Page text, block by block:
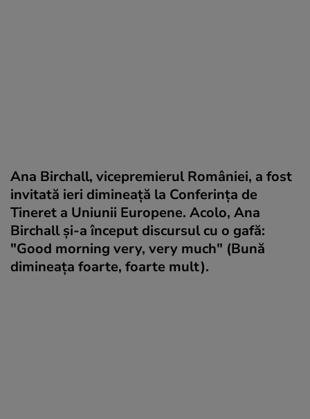
Ana Birchall, vicepremierul României, a fost
invitată ieri dimineață la Conferința de
Tineret a Uniunii Europene. Acolo, Ana
Birchall și-a început discursul cu o gafă:
"Good morning very, very much" (Bună
dimineața foarte, foarte mult).